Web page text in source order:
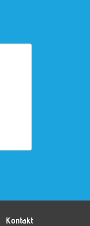
Kontakt